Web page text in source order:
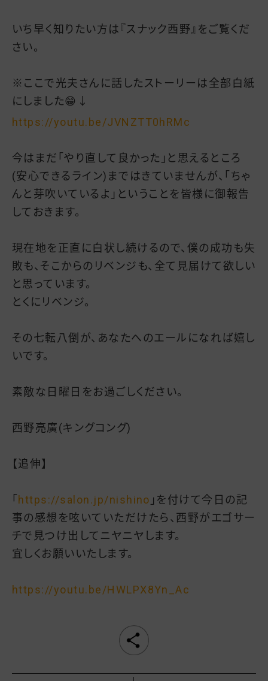
いち早く知りたい方は『スナック西野』をご覧くだ
さい。
※ここで光夫さんに話したストーリーは全部白紙
にしました😁↓
https://youtu.be/JVNZTT0hRMc
今はまだ「やり直して良かった」と思えるところ
(安心できるライン)まではきていませんが、「ちゃ
んと芽吹いているよ」ということを皆様に御報告
しておきます。
現在地を正直に白状し続けるので、僕の成功も失
敗も、そこからのリベンジも、全て見届けて欲しい
と思っています。
とくにリベンジ。
その七転八倒が、あなたへのエールになれば嬉し
いです。
素敵な日曜日をお過ごしください。
西野亮廣(キングコング)
【追伸】
「 https://salon.jp/nishino 」を付けて今日の記
事の感想を呟いていただけたら、西野がエゴサー
チで見つけ出してニヤニヤします。
宜しくお願いいたします。
https://youtu.be/HWLPX8Yn_Ac